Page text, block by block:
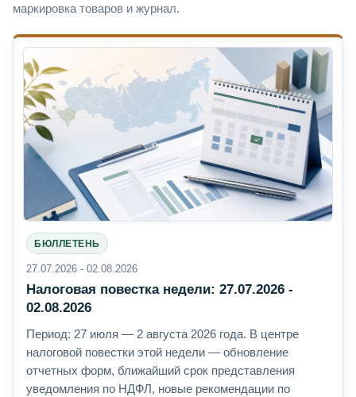
маркировка товаров и журнал.
БЮЛЛЕТЕНЬ
27.07.2026 - 02.08.2026
Налоговая повестка недели: 27.07.2026 -
02.08.2026
Период: 27 июля — 2 августа 2026 года. В центре
налоговой повестки этой недели — обновление
отчетных форм, ближайший срок представления
уведомления по НДФЛ, новые рекомендации по